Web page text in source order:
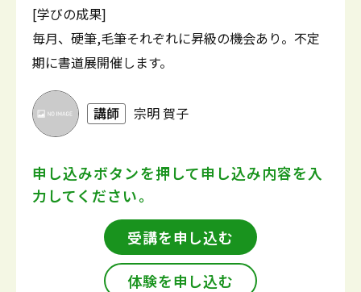
[学びの成果]
毎月、硬筆,毛筆それぞれに昇級の機会あり。不定
期に書道展開催します。
講師 宗明 賀子
申し込みボタンを押して申し込み内容を入
力してください。
受講を申し込む
体験を申し込む